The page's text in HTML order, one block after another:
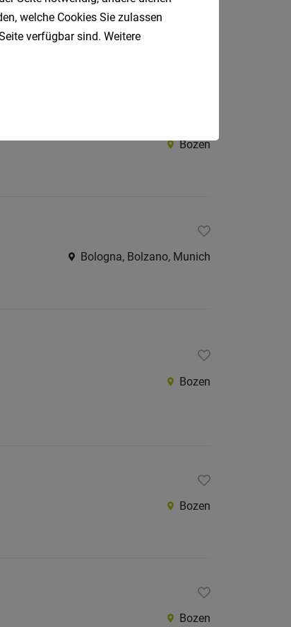
Bozen
Bologna, Bolzano, Munich
Bozen
Bozen
Bozen
welche Cookies Sie zulassen
verfügbar sind. Weitere